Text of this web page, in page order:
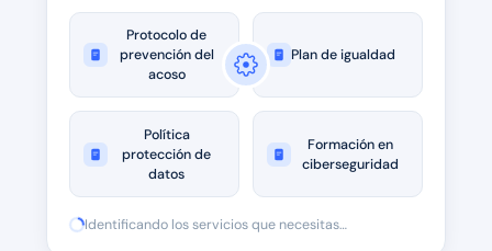
Protocolo de
prevención del
acoso
Plan de igualdad
Política
protección de
datos
Formación en
ciberseguridad
Identificando los servicios que necesitas…